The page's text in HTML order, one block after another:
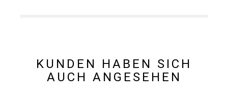
KUNDEN HABEN SICH
AUCH ANGESEHEN